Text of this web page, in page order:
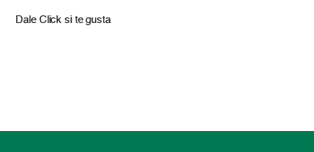
Dale Click si te gusta